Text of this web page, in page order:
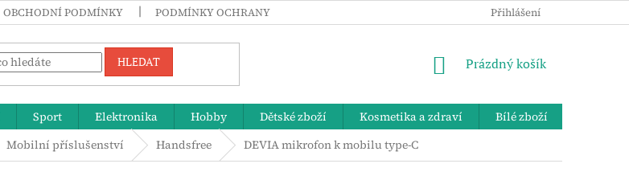
OBCHODNÍ PODMÍNKY PODMÍNKY OCHRANY OSOBNÍCH ÚDAJŮ ZPĚTNÝ ODBĚR
Přihlášení
HLEDAT
NÁKUPNÍ
Prázdný košík
Sport Elektronika Hobby Dětské zboží Kosmetika a zdraví Bílé zboží
Mobilní příslušenství Handsfree DEVIA mikrofon k mobilu type-C